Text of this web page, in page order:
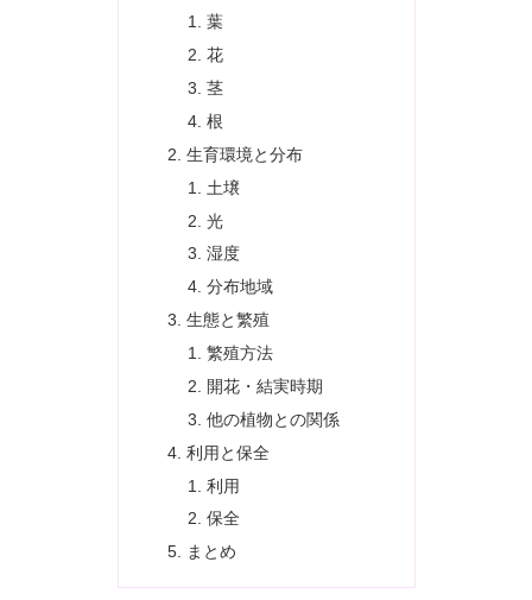
葉
花
茎
根
生育環境と分布
土壌
光
湿度
分布地域
生態と繁殖
繁殖方法
開花・結実時期
他の植物との関係
利用と保全
利用
保全
まとめ